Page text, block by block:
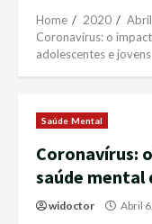
Home 2020 Abril
Coronavírus: o
adolescentes e jovens
Saúde Mental
Coronavírus:
saúde mental
widoctor Abril